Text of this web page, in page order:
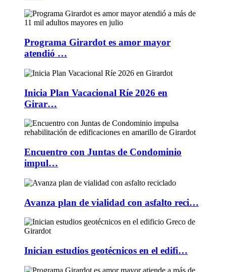
Programa Girardot es amor mayor
atendió …
Inicia Plan Vacacional Ríe 2026 en
Girar…
Encuentro con Juntas de Condominio
impul…
Avanza plan de vialidad con asfalto reci…
Inician estudios geotécnicos en el edifi…